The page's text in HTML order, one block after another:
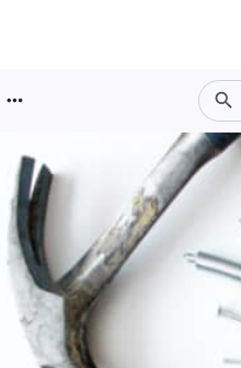
more_horiz search